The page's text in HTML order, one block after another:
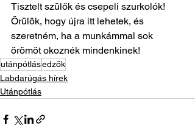
Tisztelt szülők és csepeli szurkolók!
Örülök, hogy újra itt lehetek, és
szeretném, ha a munkámmal sok
örömöt okoznék mindenkinek!
utánpótlásedzők
Labdarúgás hírek
Utánpótlás